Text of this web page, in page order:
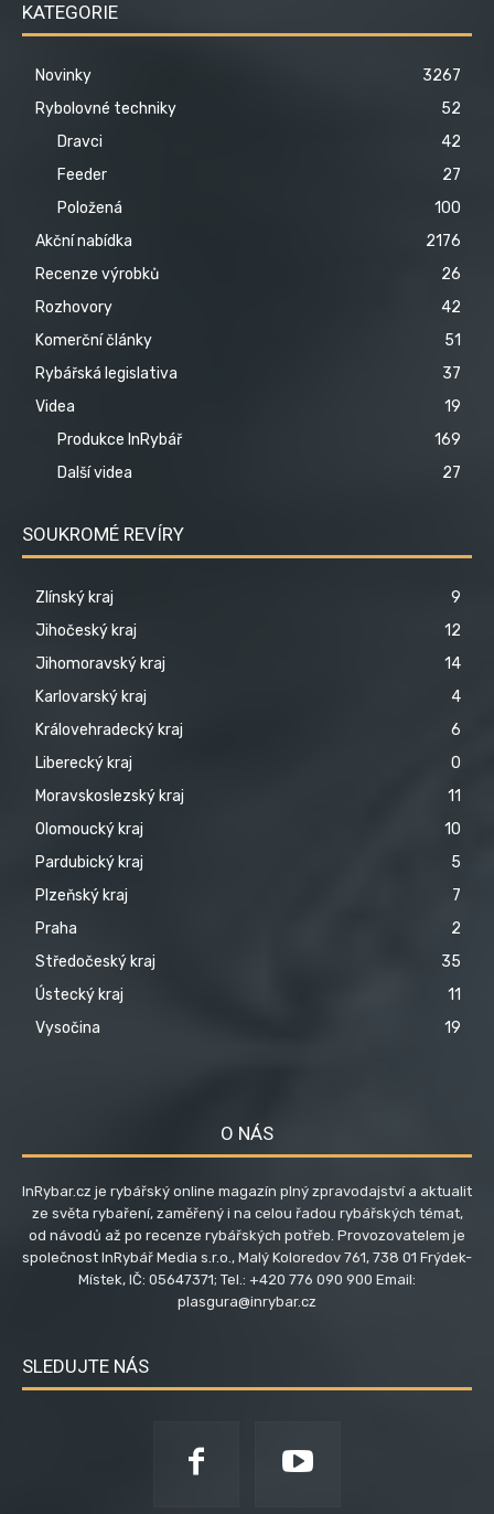
KATEGORIE
Novinky
3267
Rybolovné techniky
52
Dravci
42
Feeder
27
Položená
100
Akční nabídka
2176
Recenze výrobků
26
Rozhovory
42
Komerční články
51
Rybářská legislativa
37
Videa
19
Produkce InRybář
169
Další videa
27
SOUKROMÉ REVÍRY
Zlínský kraj
9
Jihočeský kraj
12
Jihomoravský kraj
14
Karlovarský kraj
4
Královehradecký kraj
6
Liberecký kraj
0
Moravskoslezský kraj
11
Olomoucký kraj
10
Pardubický kraj
5
Plzeňský kraj
7
Praha
2
Středočeský kraj
35
Ústecký kraj
11
Vysočina
19
O NÁS
InRybar.cz je rybářský online magazín plný zpravodajství a aktualit
ze světa rybaření, zaměřený i na celou řadou rybářských témat,
od návodů až po recenze rybářských potřeb. Provozovatelem je
společnost InRybář Media s.r.o., Malý Koloredov 761, 738 01 Frýdek-
Místek, IČ: 05647371; Tel.: +420 776 090 900 Email:
plasgura@inrybar.cz
SLEDUJTE NÁS